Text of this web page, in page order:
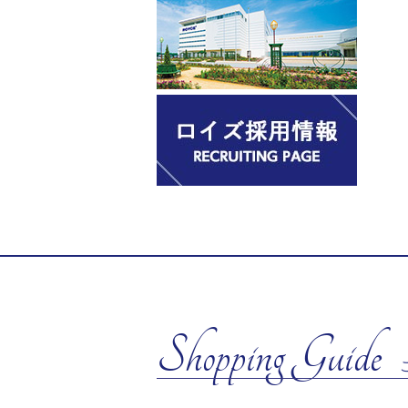
Shopping Guide